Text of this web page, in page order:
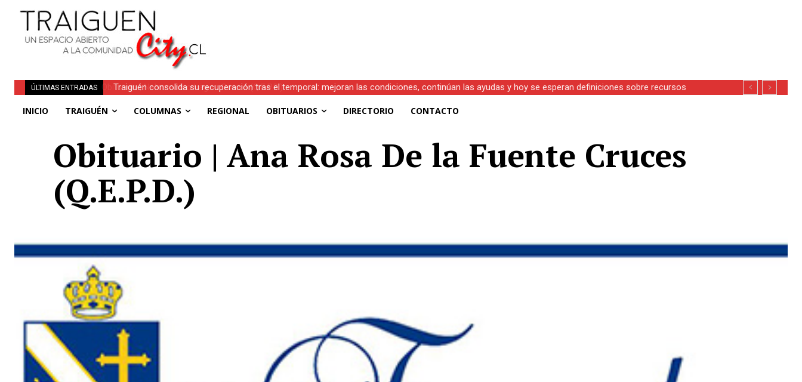
ÚLTIMAS ENTRADAS
Traiguén consolida su recuperación tras el temporal: mejoran las condiciones, continúan las ayudas y hoy se esperan definiciones sobre recursos
INICIO TRAIGUÉN COLUMNAS REGIONAL OBITUARIOS DIRECTORIO CONTACTO
Obituario | Ana Rosa De la Fuente Cruces
(Q.E.P.D.)